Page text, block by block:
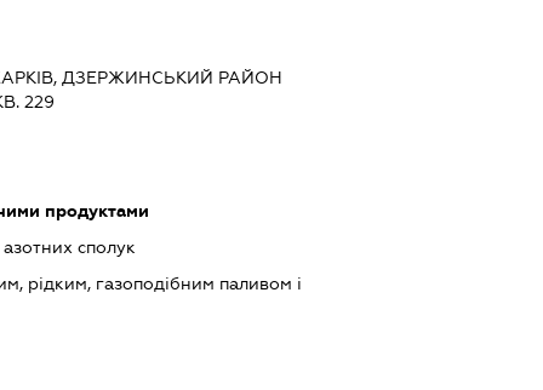
ДЗЕРЖИНСЬКИЙ РАЙОН
229
продуктами
сполук
рідким, газоподібним паливом і